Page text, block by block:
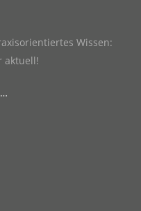
Wissen:
aktuell!